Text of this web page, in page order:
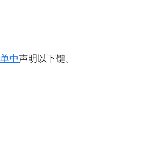
中声明以下键。